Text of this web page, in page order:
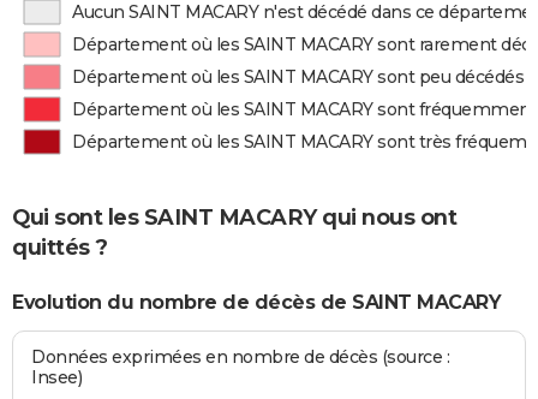
Aucun SAINT MACARY n'est décédé dans ce
Département où les SAINT MACARY sont rarement
Département où les SAINT MACARY sont peu décédés
Département où les SAINT MACARY sont
Département où les SAINT MACARY sont très
Qui sont les SAINT MACARY qui nous ont
quittés ?
Evolution du nombre de décès de SAINT MACARY
Données exprimées en nombre de décès (source :
Insee)